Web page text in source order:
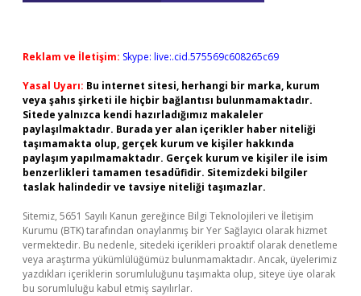
Reklam ve İletişim: Skype: live:.cid.575569c608265c69
Yasal Uyarı: Bu internet sitesi, herhangi bir marka, kurum
veya şahıs şirketi ile hiçbir bağlantısı bulunmamaktadır.
Sitede yalnızca kendi hazırladığımız makaleler
paylaşılmaktadır. Burada yer alan içerikler haber niteliği
taşımamakta olup, gerçek kurum ve kişiler hakkında
paylaşım yapılmamaktadır. Gerçek kurum ve kişiler ile isim
benzerlikleri tamamen tesadüfidir. Sitemizdeki bilgiler
taslak halindedir ve tavsiye niteliği taşımazlar.
Sitemiz, 5651 Sayılı Kanun gereğince Bilgi Teknolojileri ve İletişim
Kurumu (BTK) tarafından onaylanmış bir Yer Sağlayıcı olarak hizmet
vermektedir. Bu nedenle, sitedeki içerikleri proaktif olarak denetleme
veya araştırma yükümlülüğümüz bulunmamaktadır. Ancak, üyelerimiz
yazdıkları içeriklerin sorumluluğunu taşımakta olup, siteye üye olarak
bu sorumluluğu kabul etmiş sayılırlar.